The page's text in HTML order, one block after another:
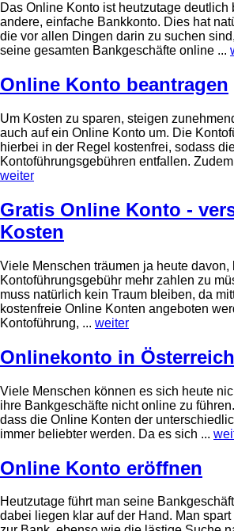
Das Online Konto ist heutzutage deutlich
andere, einfache Bankkonto. Dies hat
die vor allen Dingen darin zu suchen
seine gesamten Bankgeschäfte online ...
Online Konto beantragen
Um Kosten zu sparen, steigen
auch auf ein Online Konto um. Die
hierbei in der Regel kostenfrei, sodass
Kontoführungsgebühren entfallen.
weiter
Gratis Online Konto -
Kosten
Viele Menschen träumen ja heute davon,
Kontoführungsgebühr mehr zahlen zu
muss natürlich kein Traum bleiben, da
kostenfreie Online Konten angeboten
Kontoführung, ... weiter
Onlinekonto in
Viele Menschen können es sich heute
ihre Bankgeschäfte nicht online zu
dass die Online Konten der
immer beliebter werden. Da es sich ...
Online Konto eröffnen
Heutzutage führt man seine
dabei liegen klar auf der Hand. Man